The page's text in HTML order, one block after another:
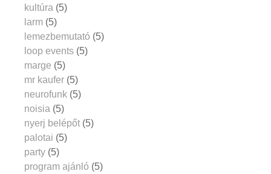
kultúra (5)
larm (5)
lemezbemutató (5)
loop events (5)
marge (5)
mr kaufer (5)
neurofunk (5)
noisia (5)
nyerj belépőt (5)
palotai (5)
party (5)
program ajánló (5)